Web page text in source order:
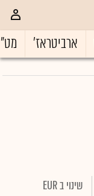
ארביטראז'
שינוי ב EUR